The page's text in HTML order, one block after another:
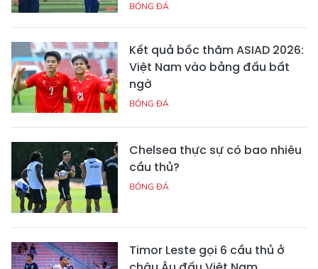
BÓNG ĐÁ
Kết quả bốc thăm ASIAD 2026:
Việt Nam vào bảng đấu bất
ngờ
BÓNG ĐÁ
Chelsea thực sự có bao nhiêu
cầu thủ?
BÓNG ĐÁ
Timor Leste gọi 6 cầu thủ ở